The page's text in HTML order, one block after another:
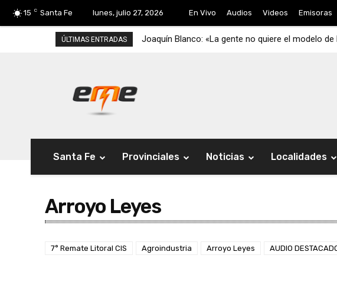
15 C Santa Fe lunes, julio 27, 2026 En Vivo Audios Videos Emisoras
ÚLTIMAS ENTRADAS Joaquín Blanco: «La gente no quiere el modelo
Santa Fe Provinciales Noticias Localidades
Arroyo Leyes
7° Remate Litoral CIS Agroindustria Arroyo Leyes AUDIO